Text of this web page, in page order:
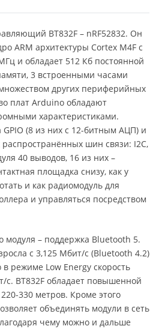
BT832F – nRF52832. Он
ARM архитектуры Cortex M4F с
и обладает 512 Кб постоянной
3 встроенными часами
других периферийных
плат Arduino обладают
характеристиками.
GPIO (8 из них с 12-битным АЦП) и
шин связи: I2C,
40 выводов, 16 из них –
площадка снизу, как у
и как радиомодуль для
и управляться посредством
модуля – поддержка Bluetooth 5.
с 3,125 Мбит/с (Bluetooth 4.2)
режиме Low Energy скорость
с. BT832F обладает повышенной
330 метров. Кроме этого
объединять модули в сеть
чему можно и дальше